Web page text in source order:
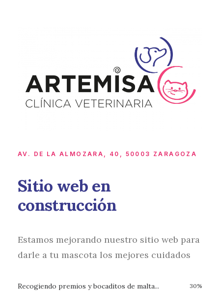
AV. DE LA ALMOZARA, 40, 50003 ZARAGOZA
Sitio web en
construcción
Estamos mejorando nuestro sitio web para
darle a tu mascota los mejores cuidados
Recogiendo premios y bocaditos de malta... 30%